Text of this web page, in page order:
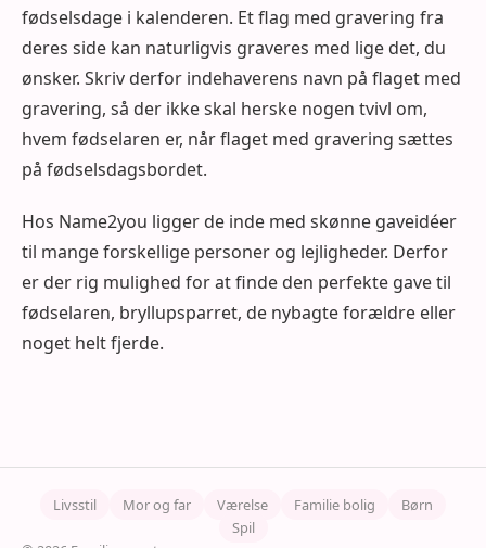
fødselsdage i kalenderen. Et flag med gravering fra
deres side kan naturligvis graveres med lige det, du
ønsker. Skriv derfor indehaverens navn på flaget med
gravering, så der ikke skal herske nogen tvivl om,
hvem fødselaren er, når flaget med gravering sættes
på fødselsdagsbordet.
Hos Name2you ligger de inde med skønne gaveidéer
til mange forskellige personer og lejligheder. Derfor
er der rig mulighed for at finde den perfekte gave til
fødselaren, bryllupsparret, de nybagte forældre eller
noget helt fjerde.
Livsstil Mor og far Værelse Familie bolig
Børn
Spil